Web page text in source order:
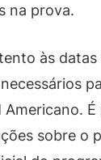
na prova.
às
É
sobre o